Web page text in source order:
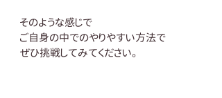
そのような感じで
ご自身の中でのやりやすい方法で
ぜひ挑戦してみてください。